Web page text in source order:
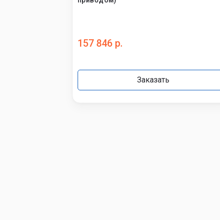
157 846 р.
Заказать